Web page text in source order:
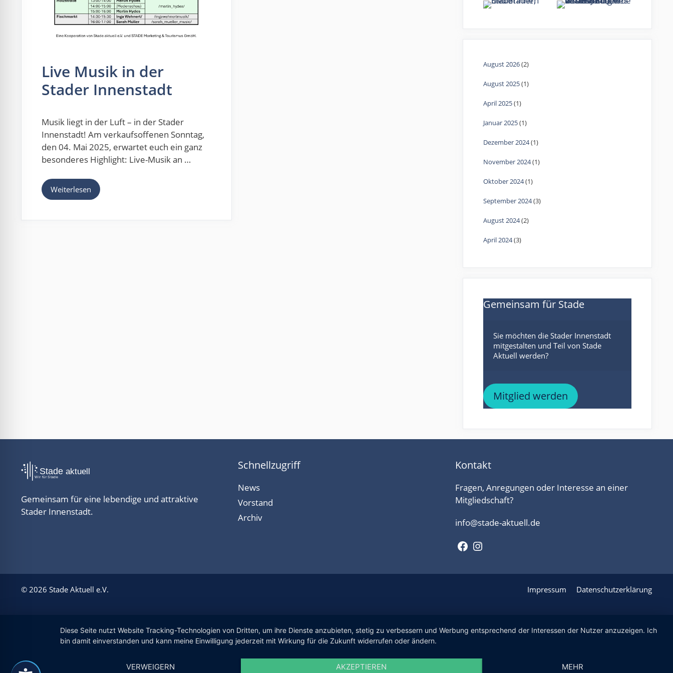
Live Musik in der
Stader Innenstadt
Musik liegt in der Luft – in der Stader
Innenstadt! Am verkaufsoffenen Sonntag,
den 04. Mai 2025, erwartet euch ein ganz
besonderes Highlight: Live-Musik an …
Weiterlesen
August 2026(2)
August 2025(1)
April 2025(1)
Januar 2025(1)
Dezember 2024(1)
November 2024(1)
Oktober 2024(1)
September 2024(3)
August 2024(2)
April 2024(3)
Gemeinsam für Stade
Sie möchten die Stader Innenstadt
mitgestalten und Teil von Stade
Mitglied werden
Gemeinsam für eine lebendige und attraktive
Stader Innenstadt.
Schnellzugriff
News
Vorstand
Archiv
Kontakt
Fragen, Anregungen oder Interesse an einer
Mitgliedschaft?
info@stade-aktuell.de
Facebook
Instagram
Impressum Datenschutzerklärung
© 2026 Stade Aktuell e.V.
Diese Seite nutzt Website Tracking-Technologien von Dritten, um ihre Dienste anzubieten, stetig zu verbessern und Werbung entsprechend der Interessen der Nutzer anzuzeigen. Ich
bin damit einverstanden und kann meine Einwilligung jederzeit mit Wirkung für die Zukunft widerrufen oder ändern.
VERWEIGERN AKZEPTIEREN MEHR